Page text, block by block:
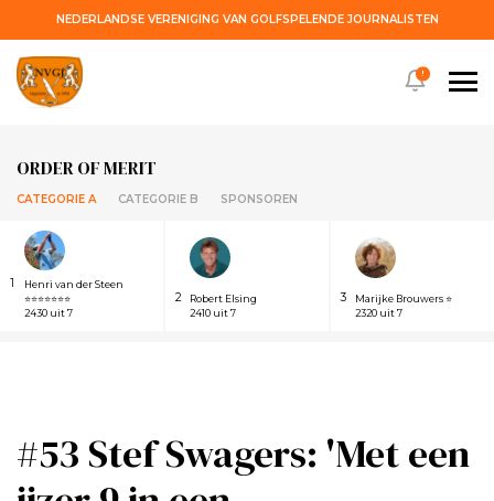
NEDERLANDSE VERENIGING VAN GOLFSPELENDE JOURNALISTEN
ORDER OF MERIT
CATEGORIE A CATEGORIE B SPONSOREN
1
Henri van der Steen
⭐⭐⭐⭐⭐⭐⭐
2430 uit 7
2
Robert Elsing
2410 uit 7
3
Marijke Brouwers ⭐
2320 uit 7
!
#53 Stef Swagers: 'Met een